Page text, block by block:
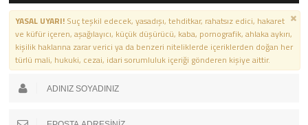
YASAL UYARI! Suç teşkil edecek, yasadışı, tehditkar, rahatsız edici, hakaret
ve küfür içeren, aşağılayıcı, küçük düşürücü, kaba, pornografik, ahlaka aykırı,
kişilik haklarına zarar verici ya da benzeri niteliklerde içeriklerden doğan her
türlü mali, hukuki, cezai, idari sorumluluk içeriği gönderen kişiye aittir.